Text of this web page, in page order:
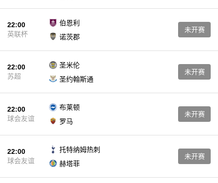
22:00
英联杯
伯恩利
诺茨郡
未开赛
22:00
苏超
圣米伦
圣约翰斯通
未开赛
22:00
球会友谊
布莱顿
罗马
未开赛
22:00
球会友谊
托特纳姆热刺
赫塔菲
未开赛